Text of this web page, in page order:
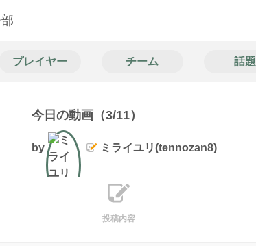
プレイヤー チーム 話題
今日の動画（3/11）
by ミライユリ(tennozan8)
投稿内容